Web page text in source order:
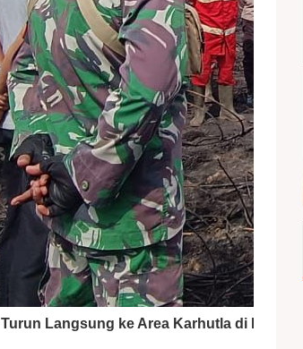
Turun Langsung ke Area Karhutla di